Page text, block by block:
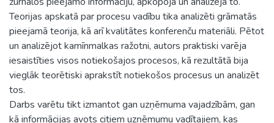
Teorijas apskatā par procesu vadību tika analizēti grāmatās
pieejamā teorija, kā arī kvalitātes konferenču materiāli. Pētot
un analizējot kamīnmalkas ražotni, autors praktiski varēja
iesaistīties visos notiekošajos procesos, kā rezultātā bija
vieglāk teorētiski aprakstīt notiekošos procesus un analizēt
tos.
Darbs varētu tikt izmantot gan uzņēmuma vajadzībām, gan
kā informācijas avots citiem uzņēmumu vadītajiem, kas